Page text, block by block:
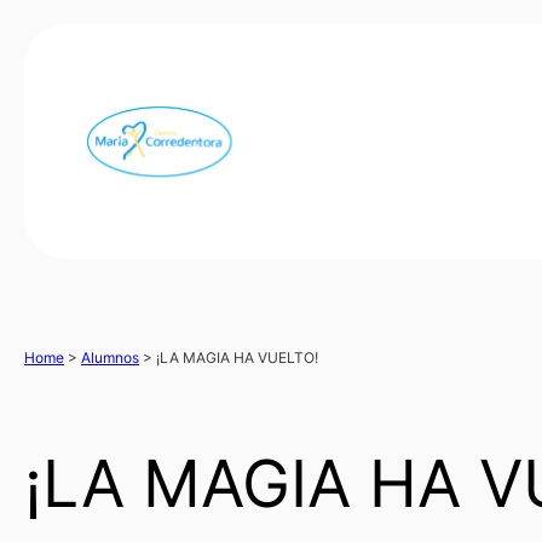
Home > Alumnos > ¡LA MAGIA HA VUELTO!
¡LA MAGIA HA